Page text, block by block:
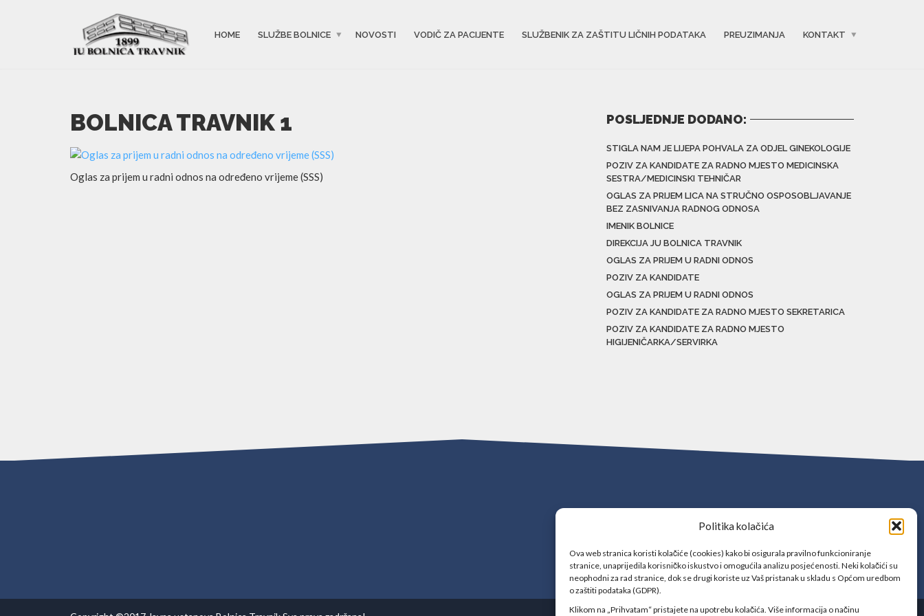
Politika kolačića
Ova web stranica koristi kolačiće (cookies) kako bi osigurala pravilno funkcioniranje
stranice, unaprijedila korisničko iskustvo i omogućila analizu posjećenosti. Neki kolačići su
neophodni za rad stranice, dok se drugi koriste uz Vaš pristanak u skladu s Općom uredbom
o zaštiti podataka (GDPR).
Klikom na „Prihvatam“ pristajete na upotrebu kolačića. Više informacija o načinu
HOME SLUŽBE BOLNICE NOVOSTI VODIČ ZA PACIJENTE SLUŽBENIK ZA ZAŠTITU LIČNIH PODATAKA PREUZIMANJA KONTAKT
BOLNICA TRAVNIK 1
Oglas za prijem u radni odnos na određeno vrijeme (SSS)
POSLJEDNJE DODANO:
STIGLA NAM JE LIJEPA POHVALA ZA ODJEL GINEKOLOGIJE
POZIV ZA KANDIDATE ZA RADNO MJESTO MEDICINSKA
SESTRA/MEDICINSKI TEHNIČAR
OGLAS ZA PRIJEM LICA NA STRUČNO OSPOSOBLJAVANJE
BEZ ZASNIVANJA RADNOG ODNOSA
IMENIK BOLNICE
DIREKCIJA JU BOLNICA TRAVNIK
OGLAS ZA PRIJEM U RADNI ODNOS
POZIV ZA KANDIDATE
OGLAS ZA PRIJEM U RADNI ODNOS
POZIV ZA KANDIDATE ZA RADNO MJESTO SEKRETARICA
POZIV ZA KANDIDATE ZA RADNO MJESTO
HIGIJENIČARKA/SERVIRKA